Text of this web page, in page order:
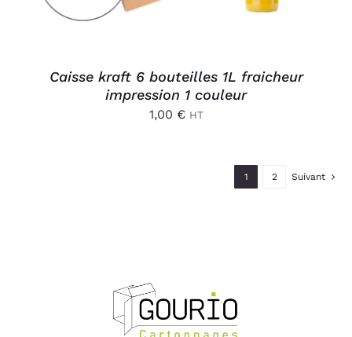
Caisse kraft 6 bouteilles 1L fraicheur
impression 1 couleur
1,00 € HT
1 2 Suivant